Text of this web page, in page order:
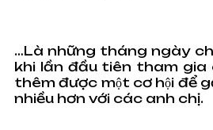
…Là những tháng ngày
khi lần đầu tiên tham gia
thêm được một cơ hội để
nhiều hơn với các anh chị.